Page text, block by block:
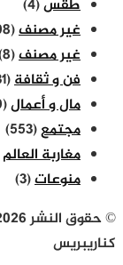
طقس(4)
غير مصنف(298)
غير مصنف(8)
فن و ثقافة(131)
مال و أعمال(249)
مجتمع(553)
مغاربة العالم
منوعات(3)
كناريبريس